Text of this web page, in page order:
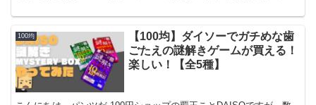
100均
【100均】ダイソーでガチめな歯
ごたえの謎解きゲームが買える！
楽しい！【全5種】